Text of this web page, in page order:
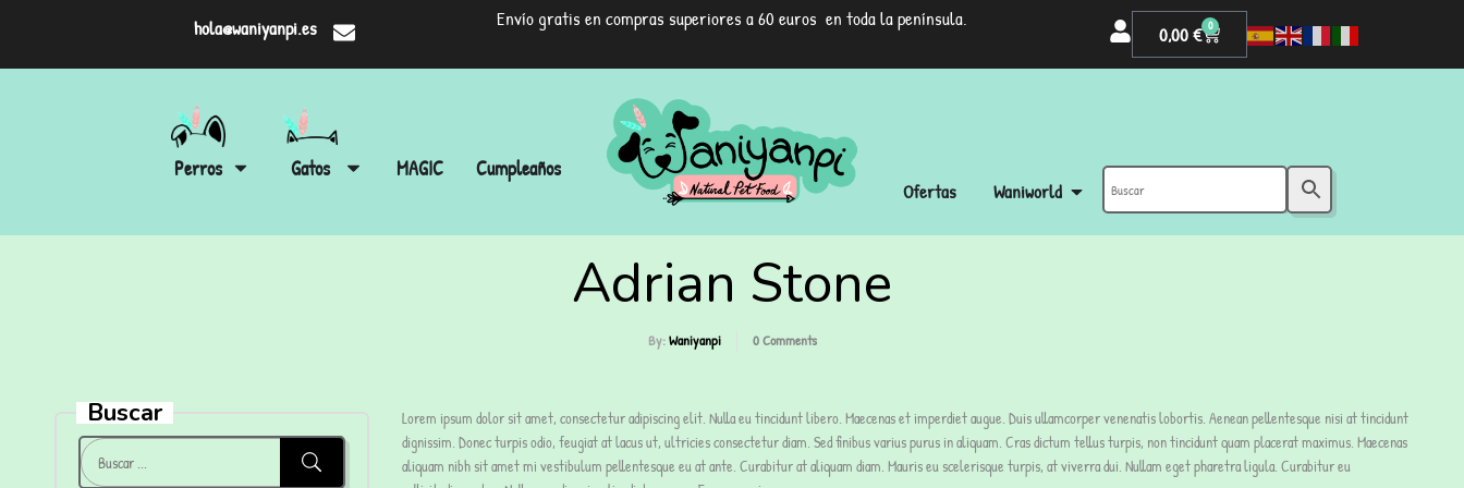
hola@waniyanpi.es Envío gratis en compras superiores a 60 euros en toda la península.
0,00€ 0
Perros Gatos MAGIC Cumpleaños
Ofertas Waniworld
Adrian Stone
By:Waniyanpi 0Comments
Buscar
Lorem ipsum dolor sit amet, consectetur adipiscing elit. Nulla eu tincidunt libero. Maecenas et imperdiet augue. Duis ullamcorper venenatis lobortis. Aenean pellentesque nisi at tincidunt
dignissim. Donec turpis odio, feugiat at lacus ut, ultricies consectetur diam. Sed finibus varius purus in aliquam. Cras dictum tellus turpis, non tincidunt quam placerat maximus. Maecenas
aliquam nibh sit amet mi vestibulum pellentesque eu at ante. Curabitur at aliquam diam. Mauris eu scelerisque turpis, at viverra dui. Nullam eget pharetra ligula. Curabitur eu